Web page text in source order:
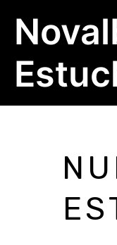
contenido